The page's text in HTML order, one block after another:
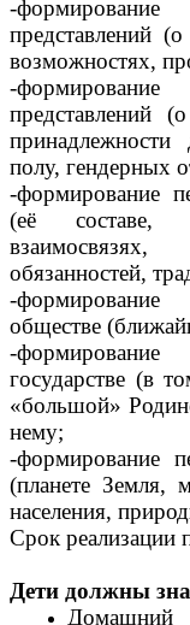
-
представлений
возможностях,
-
представлений
полу, гендерных
-формирование
(её составе,
обязанностей,
-формирование
обществе
-
государстве (в
«большой»
нему;
-формирование
(планете Земля,
населения,
Срок реализации
Дети должны
Домашний